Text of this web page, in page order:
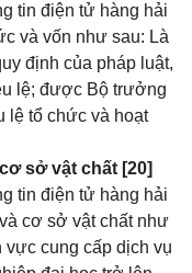
tin điện tử hàng hải
và vốn như sau: Là
định của pháp luật,
lệ; được Bộ trưởng
lệ tổ chức và hoạt
sở vật chất [20]
tin điện tử hàng hải
cơ sở vật chất như
cung cấp dịch vụ